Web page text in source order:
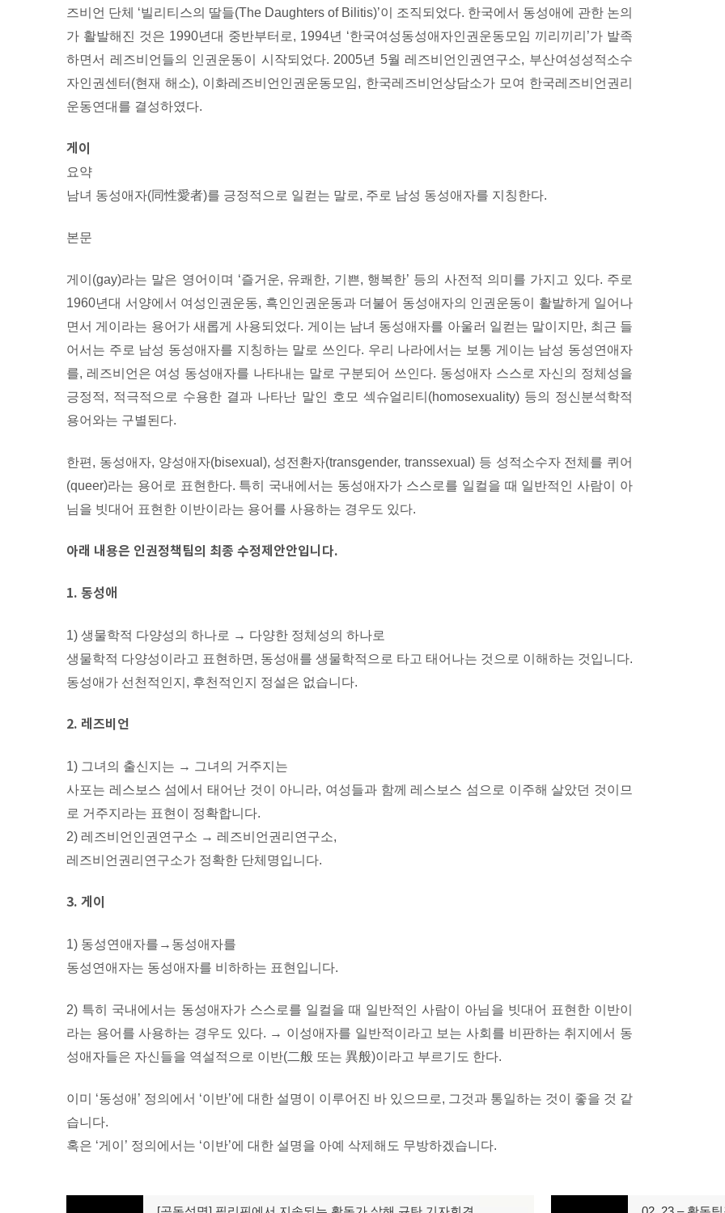
즈비언 단체 ‘빌리티스의 딸들(The Daughters of Bilitis)’이 조직되었다. 한국에서 동성애에 관한 논의
가 활발해진 것은 1990년대 중반부터로, 1994년 ‘한국여성동성애자인권운동모임 끼리끼리’가 발족
하면서 레즈비언들의 인권운동이 시작되었다. 2005년 5월 레즈비언인권연구소, 부산여성성적소수
자인권센터(현재 해소), 이화레즈비언인권운동모임, 한국레즈비언상담소가 모여 한국레즈비언권리
운동연대를 결성하였다.
게이
요약
남녀 동성애자(同性愛者)를 긍정적으로 일컫는 말로, 주로 남성 동성애자를 지칭한다.
본문
게이(gay)라는 말은 영어이며 ‘즐거운, 유쾌한, 기쁜, 행복한’ 등의 사전적 의미를 가지고 있다. 주로
1960년대 서양에서 여성인권운동, 흑인인권운동과 더불어 동성애자의 인권운동이 활발하게 일어나
면서 게이라는 용어가 새롭게 사용되었다. 게이는 남녀 동성애자를 아울러 일컫는 말이지만, 최근 들
어서는 주로 남성 동성애자를 지칭하는 말로 쓰인다. 우리 나라에서는 보통 게이는 남성 동성연애자
를, 레즈비언은 여성 동성애자를 나타내는 말로 구분되어 쓰인다. 동성애자 스스로 자신의 정체성을
긍정적, 적극적으로 수용한 결과 나타난 말인 호모 섹슈얼리티(homosexuality) 등의 정신분석학적
용어와는 구별된다.
한편, 동성애자, 양성애자(bisexual), 성전환자(transgender, transsexual) 등 성적소수자 전체를 퀴어
(queer)라는 용어로 표현한다. 특히 국내에서는 동성애자가 스스로를 일컬을 때 일반적인 사람이 아
님을 빗대어 표현한 이반이라는 용어를 사용하는 경우도 있다.
아래 내용은 인권정책팀의 최종 수정제안안입니다.
1. 동성애
1) 생물학적 다양성의 하나로 → 다양한 정체성의 하나로
생물학적 다양성이라고 표현하면, 동성애를 생물학적으로 타고 태어나는 것으로 이해하는 것입니다.
동성애가 선천적인지, 후천적인지 정설은 없습니다.
2. 레즈비언
1) 그녀의 출신지는 → 그녀의 거주지는
사포는 레스보스 섬에서 태어난 것이 아니라, 여성들과 함께 레스보스 섬으로 이주해 살았던 것이므
로 거주지라는 표현이 정확합니다.
2) 레즈비언인권연구소 → 레즈비언권리연구소,
레즈비언권리연구소가 정확한 단체명입니다.
3. 게이
1) 동성연애자를→동성애자를
동성연애자는 동성애자를 비하하는 표현입니다.
2) 특히 국내에서는 동성애자가 스스로를 일컬을 때 일반적인 사람이 아님을 빗대어 표현한 이반이
라는 용어를 사용하는 경우도 있다. → 이성애자를 일반적이라고 보는 사회를 비판하는 취지에서 동
성애자들은 자신들을 역설적으로 이반(二般 또는 異般)이라고 부르기도 한다.
이미 ‘동성애’ 정의에서 ‘이반’에 대한 설명이 이루어진 바 있으므로, 그것과 통일하는 것이 좋을 것 같
습니다.
혹은 ‘게이’ 정의에서는 ‘이반’에 대한 설명을 아예 삭제해도 무방하겠습니다.